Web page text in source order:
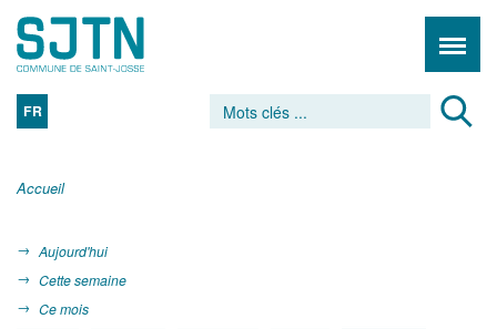
FR
Accueil
Aujourd'hui
Cette semaine
Ce mois